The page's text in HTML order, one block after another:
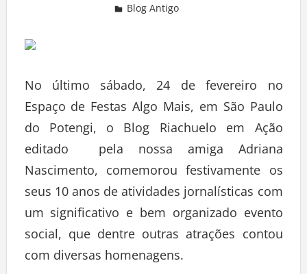
Blog Antigo
No último sábado, 24 de fevereiro no
Espaço de Festas Algo Mais, em São Paulo
do Potengi, o Blog Riachuelo em Ação
editado pela nossa amiga Adriana
Nascimento, comemorou festivamente os
seus 10 anos de atividades jornalísticas com
um significativo e bem organizado evento
social, que dentre outras atrações contou
com diversas homenagens.